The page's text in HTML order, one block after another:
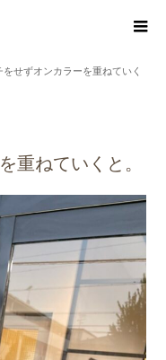
をせずオンカラーを重ねていく
重ねていくと。